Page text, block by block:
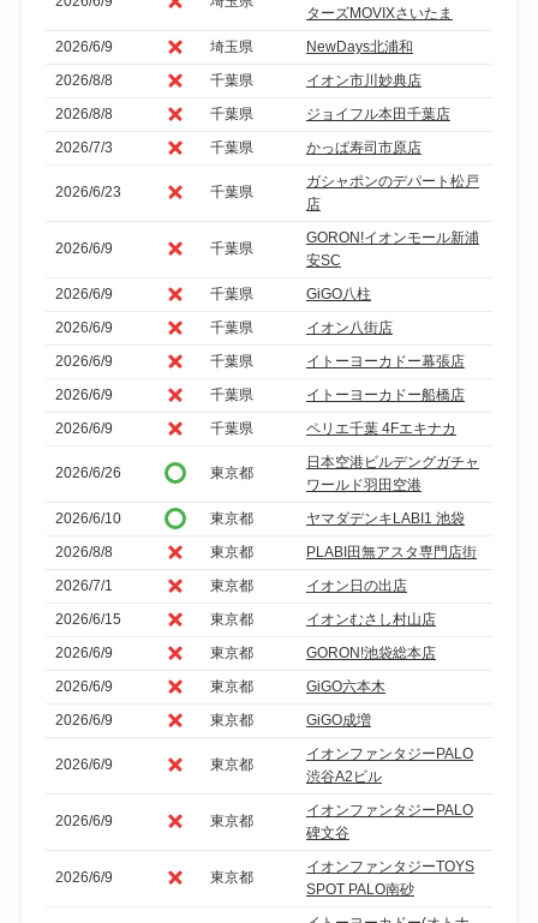
ターズMOVIXさいたま
2026/6/9
埼玉県
NewDays北浦和
2026/8/8
千葉県
イオン市川妙典店
2026/8/8
千葉県
ジョイフル本田千葉店
2026/7/3
千葉県 かっぱ寿司市原店
2026/6/23 千葉県
ガシャポンのデパート松戸
店
2026/6/9 千葉県
GORON!イオンモール新浦
安SC
2026/6/9
千葉県
GiGO八柱
2026/6/9
千葉県
イオン八街店
2026/6/9
千葉県
イトーヨーカドー幕張店
2026/6/9
千葉県
イトーヨーカドー船橋店
2026/6/9
千葉県 ペリエ千葉 4Fエキナカ
2026/6/26 東京都
日本空港ビルデングガチャ
ワールド羽田空港
2026/6/10
東京都
ヤマダデンキLABI1 池袋
2026/8/8
東京都
PLABI田無アスタ専門店街
2026/7/1
東京都
イオン日の出店
2026/6/15
東京都
イオンむさし村山店
2026/6/9
東京都
GORON!池袋総本店
2026/6/9
東京都
GiGO六本木
2026/6/9
東京都 GiGO成増
2026/6/9 東京都
イオンファンタジーPALO
渋谷A2ビル
2026/6/9 東京都
イオンファンタジーPALO
碑文谷
2026/6/9 東京都
イオンファンタジーTOYS
SPOT PALO南砂